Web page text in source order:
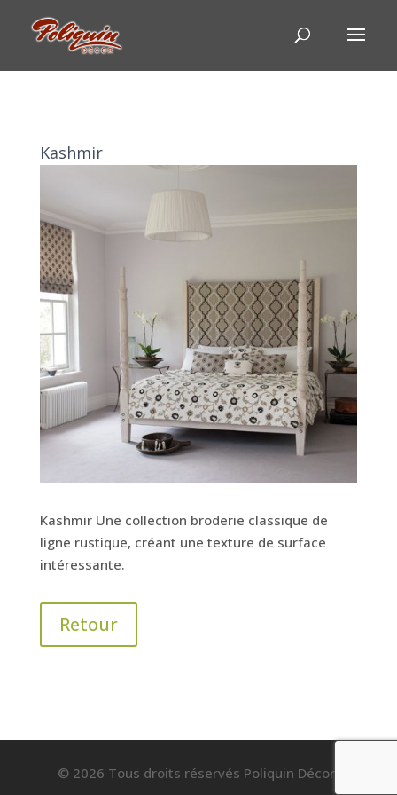
Kashmir
Kashmir Une collection broderie classique de
ligne rustique, créant une texture de surface
intéressante.
Retour
© 2026 Tous droits réservés Poliquin Décor.